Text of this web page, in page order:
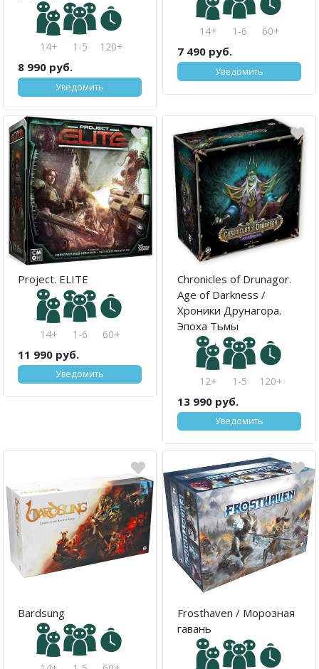
14+ 1-5 120+
8 990 руб.
Уведомить
14+ 1-6 60+
7 490 руб.
Уведомить
Project. ELITE
14+ 1-6 60+
11 990 руб.
Уведомить
Chronicles of Drunagor.
Age of Darkness /
Хроники Друнагора.
Эпоха Тьмы
12+ 1-5 120+
13 990 руб.
Уведомить
Bardsung
Frosthaven / Морозная
гавань